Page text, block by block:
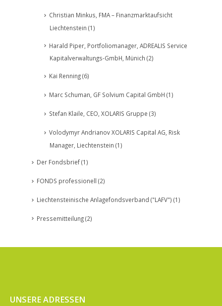
Christian Minkus, FMA – Finanzmarktaufsicht
Liechtenstein (1)
Harald Piper, Portfoliomanager, ADREALIS Service
Kapitalverwaltungs-GmbH, Münich (2)
Kai Renning(6)
Marc Schuman, GF Solvium Capital GmbH (1)
Stefan Klaile, CEO, XOLARIS Gruppe (3)
Volodymyr Andrianov XOLARIS Capital AG, Risk
Manager, Liechtenstein (1)
Der Fondsbrief(1)
FONDS professionell (2)
Liechtensteinische Anlagefondsverband ("LAFV") (1)
Pressemitteilung(2)
UNSERE ADRESSEN